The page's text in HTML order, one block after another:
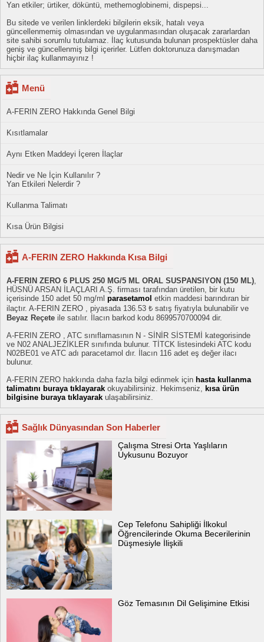
Yan etkiler; ürtiker, döküntü, methemoglobinemi, dispepsi...
Bu sitede ve verilen linklerdeki bilgilerin eksik, hatalı veya
güncellenmemiş olmasından ve uygulanmasından oluşacak zararlardan
site sahibi sorumlu tutulamaz. İlaç kutusunda bulunan prospektüsler daha
geniş ve güncellenmiş bilgi içerirler. Lütfen doktorunuza danışmadan
hiçbir ilaç kullanmayınız !
Menü
A-FERIN ZERO Hakkında Genel Bilgi
Kısıtlamalar
Aynı Etken Maddeyi İçeren İlaçlar
Nedir ve Ne İçin Kullanılır ?
Yan Etkileri Nelerdir ?
Kullanma Talimatı
Kısa Ürün Bilgisi
A-FERIN ZERO Hakkında Kısa Bilgi
A-FERIN ZERO 6 PLUS 250 MG/5 ML ORAL SUSPANSIYON (150 ML),
HÜSNÜ ARSAN İLAÇLARI A.Ş. firması tarafından üretilen, bir kutu
içerisinde 150 adet 50 mg/ml parasetamol etkin maddesi barındıran bir
ilaçtır. A-FERIN ZERO , piyasada 136.53 ₺ satış fiyatıyla bulunabilir ve
Beyaz Reçete ile satılır. İlacın barkod kodu 8699570700094 dir.
A-FERIN ZERO , ATC sınıflamasının N - SİNİR SİSTEMİ kategorisinde
ve N02 ANALJEZİKLER sınıfında bulunur. TİTCK listesindeki ATC kodu
N02BE01 ve ATC adı paracetamol dır. İlacın 116 adet eş değer ilacı
bulunur.
A-FERIN ZERO hakkında daha fazla bilgi edinmek için hasta kullanma
talimatını buraya tıklayarak okuyabilirsiniz. Hekimseniz, kısa ürün
bilgisine buraya tıklayarak ulaşabilirsiniz.
Sağlık Dünyasından Son Haberler
Çalışma Stresi Orta Yaşlıların
Uykusunu Bozuyor
Cep Telefonu Sahipliği İlkokul
Öğrencilerinde Okuma Becerilerinin
Düşmesiyle İlişkili
Göz Temasının Dil Gelişimine Etkisi